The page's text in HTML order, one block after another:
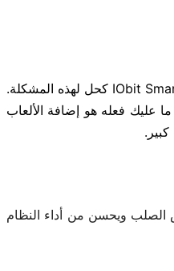
إذا كنت تعاني من مشكلة بطء الألعاب على جهاز الكمبيوتر الخاص بك، فيمكنك استخدام برنامج IObit Smart Defrag كحل لهذه المشكلة.
عليك فعله هو إضافة الألعاب
الصلب ويحسن من أداء النظام